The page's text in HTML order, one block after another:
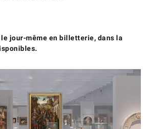
jour-même en billetterie, dans la